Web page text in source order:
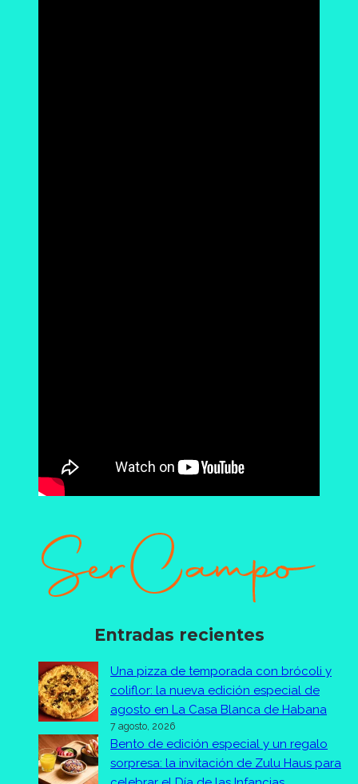
Entradas recientes
Una pizza de temporada con brócoli y
coliflor: la nueva edición especial de
agosto en La Casa Blanca de Habana
7 agosto, 2026
Bento de edición especial y un regalo
sorpresa: la invitación de Zulu Haus para